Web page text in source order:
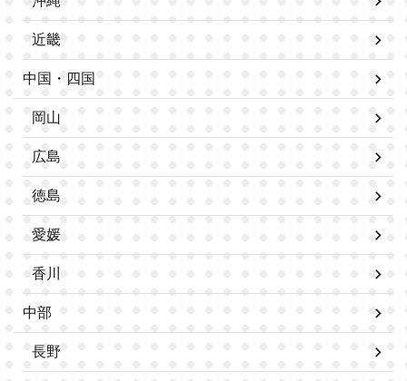
近畿
中国・四国
岡山
広島
徳島
愛媛
香川
中部
長野